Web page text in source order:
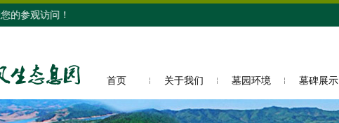
观访问！
首页 关于我们 墓园环境 墓碑展示